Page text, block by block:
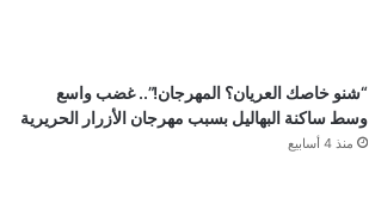
“شنو خاصك العريان؟ المهرجان!”.. غضب واسع
وسط ساكنة البهاليل بسبب مهرجان الأزرار الحريرية
منذ 4 أسابيع